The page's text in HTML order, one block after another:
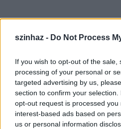
szinhaz - Do Not Process
If you wish to opt-out of the
processing of your personal or
targeted advertising by us,
section to confirm your
opt-out request is processed you
interest-based ads based on
us or personal information